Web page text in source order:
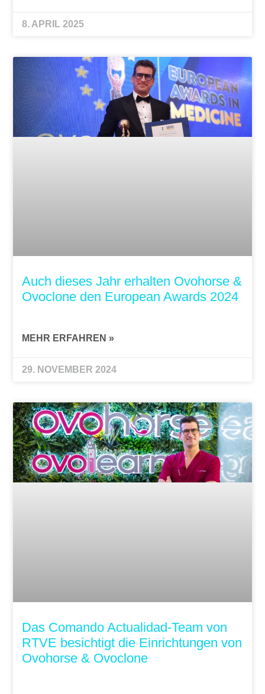
8. APRIL 2025
Auch dieses Jahr erhalten Ovohorse &
Ovoclone den European Awards 2024
MEHR ERFAHREN »
29. NOVEMBER 2024
Das Comando Actualidad-Team von
RTVE besichtigt die Einrichtungen von
Ovohorse & Ovoclone